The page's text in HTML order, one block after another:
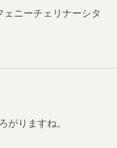
ニーチェリナーシタ
がりますね。